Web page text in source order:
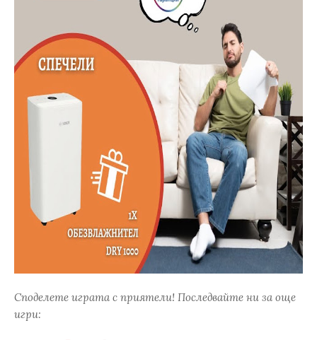
Споделете играта с приятели! Последвайте ни за още
игри: